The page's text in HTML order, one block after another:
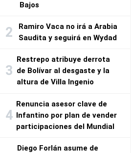
Bajos
Ramiro Vaca no irá a Arabia
Saudita y seguirá en Wydad
Restrepo atribuye derrota
de Bolívar al desgaste y la
altura de Villa Ingenio
Renuncia asesor clave de
Infantino por plan de vender
participaciones del Mundial
Diego Forlán asume de